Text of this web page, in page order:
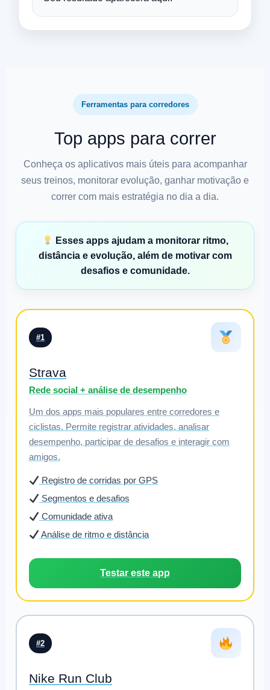
Ferramentas para corredores
Top apps para correr
Conheça os aplicativos mais úteis para acompanhar
seus treinos, monitorar evolução, ganhar motivação e
correr com mais estratégia no dia a dia.
Esses apps ajudam a monitorar ritmo,
distância e evolução, além de motivar com
desafios e comunidade.
#1
Strava
Rede social + análise de desempenho
Um dos apps mais populares entre corredores e
ciclistas. Permite registrar atividades, analisar
desempenho, participar de desafios e interagir com
amigos.
Registro de corridas por GPS
Segmentos e desafios
Comunidade ativa
Análise de ritmo e distância
Testar este app
#2
Nike Run Club